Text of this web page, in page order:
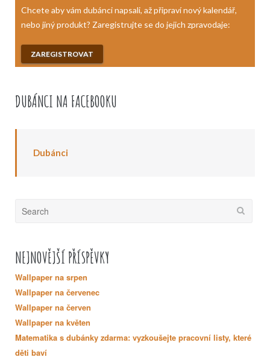
Chcete aby vám dubánci napsali, až připraví nový kalendář,
nebo jiný produkt? Zaregistrujte se do jejich zpravodaje:
ZAREGISTROVAT
DUBÁNCI NA FACEBOOKU
Dubánci
Search
NEJNOVĚJŠÍ PŘÍSPĚVKY
Wallpaper na srpen
Wallpaper na červenec
Wallpaper na červen
Wallpaper na květen
Matematika s dubánky zdarma: vyzkoušejte pracovní listy, které
děti baví